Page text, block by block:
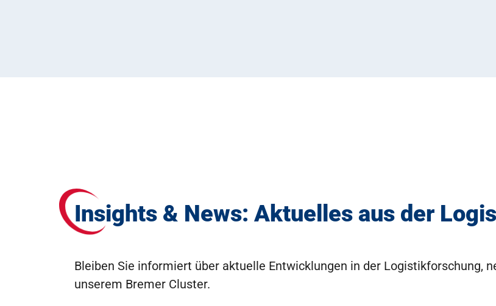
Insights & News: Aktuelles aus der
Bleiben Sie informiert über aktuelle Entwicklungen in der Logistikforschung,
unserem Bremer Cluster.